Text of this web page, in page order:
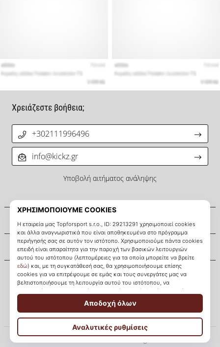
KICKZ.gr
Σχετικά μ' εμάς
Εξυπηρέτηση πελατών
Χρειάζεστε βοήθεια;
+302111996496
info@kickz.gr
Υποβολή αιτήματος ανάληψης